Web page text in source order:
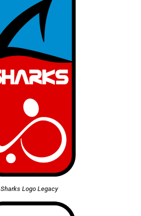
Sharks Logo Legacy